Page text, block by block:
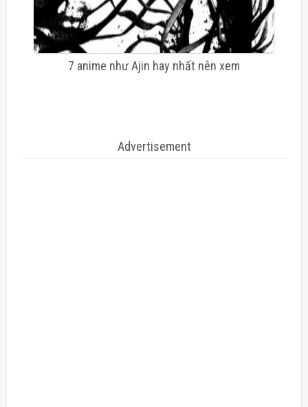
7 anime như Ajin hay nhất nên xem
Advertisement